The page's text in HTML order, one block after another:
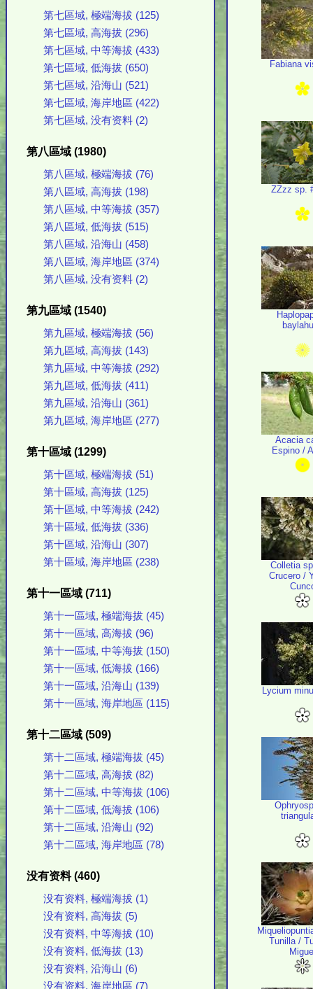
第七區域, 極端海拔 (125)
第七區域, 高海拔 (296)
第七區域, 中等海拔 (433)
第七區域, 低海拔 (650)
第七區域, 沿海山 (521)
第七區域, 海岸地區 (422)
第七區域, 没有资料 (2)
第八區域 (1980)
第八區域, 極端海拔 (76)
第八區域, 高海拔 (198)
第八區域, 中等海拔 (357)
第八區域, 低海拔 (515)
第八區域, 沿海山 (458)
第八區域, 海岸地區 (374)
第八區域, 没有资料 (2)
第九區域 (1540)
第九區域, 極端海拔 (56)
第九區域, 高海拔 (143)
第九區域, 中等海拔 (292)
第九區域, 低海拔 (411)
第九區域, 沿海山 (361)
第九區域, 海岸地區 (277)
第十區域 (1299)
第十區域, 極端海拔 (51)
第十區域, 高海拔 (125)
第十區域, 中等海拔 (242)
第十區域, 低海拔 (336)
第十區域, 沿海山 (307)
第十區域, 海岸地區 (238)
第十一區域 (711)
第十一區域, 極端海拔 (45)
第十一區域, 高海拔 (96)
第十一區域, 中等海拔 (150)
第十一區域, 低海拔 (166)
第十一區域, 沿海山 (139)
第十一區域, 海岸地區 (115)
第十二區域 (509)
第十二區域, 極端海拔 (45)
第十二區域, 高海拔 (82)
第十二區域, 中等海拔 (106)
第十二區域, 低海拔 (106)
第十二區域, 沿海山 (92)
第十二區域, 海岸地區 (78)
没有资料 (460)
没有资料, 極端海拔 (1)
没有资料, 高海拔 (5)
没有资料, 中等海拔 (10)
没有资料, 低海拔 (13)
没有资料, 沿海山 (6)
没有资料, 海岸地區 (7)
Fabiana
ZZzz sp.
Acacia
Espino /
Colletia
Crucero /
Lycium
Tunilla /